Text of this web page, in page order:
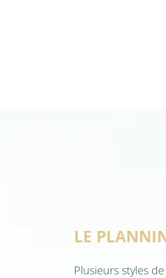
LE
Plusieurs styles